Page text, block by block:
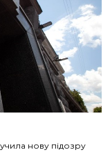
нову підозру